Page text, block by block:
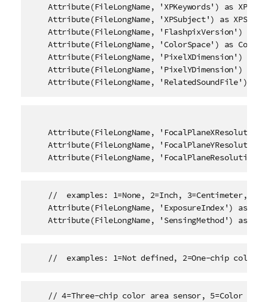
Attribute(FileLongName, 'XPKeywords') as
Attribute(FileLongName, 'XPSubject') as
Attribute(FileLongName, 'FlashpixVersion') as
Attribute(FileLongName, 'ColorSpace') as
Attribute(FileLongName, 'PixelXDimension') as
Attribute(FileLongName, 'PixelYDimension') as
Attribute(FileLongName, 'RelatedSoundFile') as
Attribute(FileLongName,
Attribute(FileLongName,
Attribute(FileLongName,
    //  examples: 1=None, 2=Inch, 3=Centimeter,
Attribute(FileLongName, 'ExposureIndex') as
Attribute(FileLongName, 'SensingMethod') as
//  examples: 1=Not defined, 2=One-chip color
// 4=Three-chip color area sensor, 5=Color